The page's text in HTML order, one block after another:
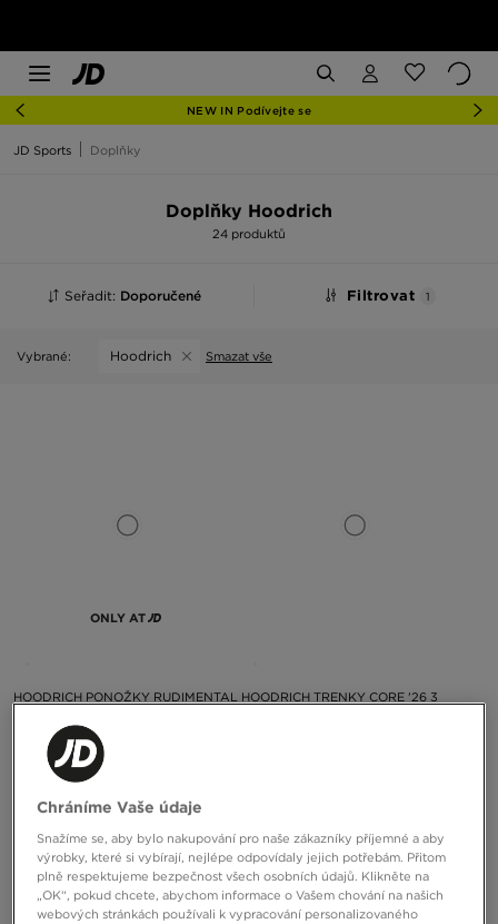
NEW IN Podívejte se
JD Sports Doplňky
Doplňky Hoodrich
24 produktů
Seřadit: Doporučené Filtrovat 1
Vybrané: Hoodrich Smazat vše
ONLY AT
HOODRICH PONOŽKY RUDIMENTAL
350 Kč
HOODRICH TRENKY CORE '26 3
Chráníme Vaše údaje
Snažíme se, aby bylo nakupování pro naše zákazníky příjemné a aby
výrobky, které si vybírají, nejlépe odpovídaly jejich potřebám. Přitom
plně respektujeme bezpečnost všech osobních údajů. Klikněte na
„OK“, pokud chcete, abychom informace o Vašem chování na našich
webových stránkách používali k vypracování personalizovaného